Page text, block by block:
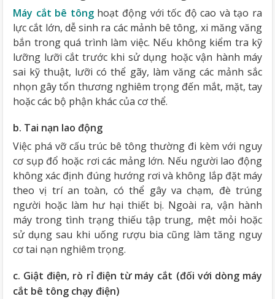
Máy cắt bê tônghoạt động với tốc độ cao và tạo ra
lực cắt lớn, dễ sinh ra các mảnh bê tông, xi măng văng
bắn trong quá trình làm việc. Nếu không kiểm tra kỹ
lưỡng lưỡi cắt trước khi sử dụng hoặc vận hành máy
sai kỹ thuật, lưỡi có thể gãy, làm văng các mảnh sắc
nhọn gây tổn thương nghiêm trọng đến mắt, mặt, tay
hoặc các bộ phận khác của cơ thể.
b. Tai nạn lao động
Việc phá vỡ cấu trúc bê tông thường đi kèm với nguy
cơ sụp đổ hoặc rơi các mảng lớn. Nếu người lao động
không xác định đúng hướng rơi và không lắp đặt máy
theo vị trí an toàn, có thể gây va chạm, đè trúng
người hoặc làm hư hại thiết bị. Ngoài ra, vận hành
máy trong tình trạng thiếu tập trung, mệt mỏi hoặc
sử dụng sau khi uống rượu bia cũng làm tăng nguy
cơ tai nạn nghiêm trọng.
c. Giật điện, rò rỉ điện từ máy cắt (đối với dòng máy
cắt bê tông chạy điện)